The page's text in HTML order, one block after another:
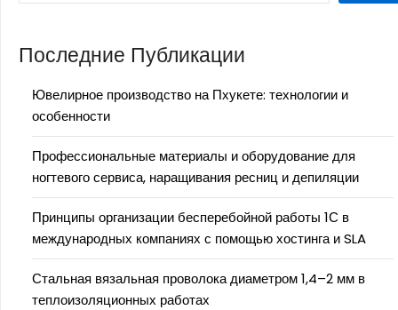
Последние Публикации
Ювелирное производство на Пхукете: технологии и
особенности
Профессиональные материалы и оборудование для
ногтевого сервиса, наращивания ресниц и депиляции
Принципы организации бесперебойной работы 1С в
международных компаниях с помощью хостинга и SLA
Стальная вязальная проволока диаметром 1,4–2 мм в
теплоизоляционных работах